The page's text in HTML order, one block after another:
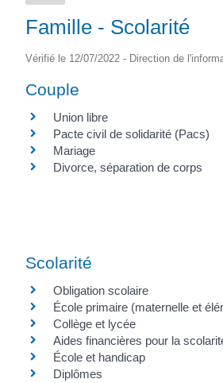
Famille - Scolarité
Vérifié le 12/07/2022 - Direction de
Couple
Union libre
Pacte civil de solidarité (Pacs)
Mariage
Divorce, séparation de corps
Scolarité
Obligation scolaire
École primaire (maternelle et
Collège et lycée
Aides financières pour la
École et handicap
Diplômes